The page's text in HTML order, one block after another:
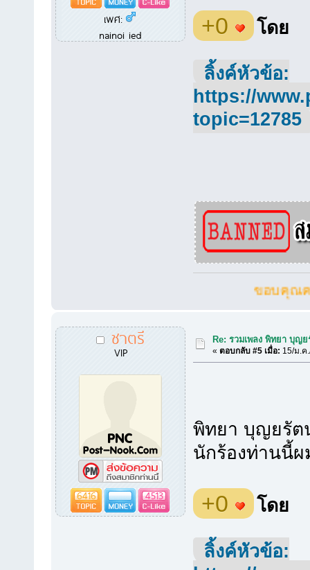
เพศ:
nainoi ied
+0 โดย
ลิ้งค์หัวข้อ:
https://
topic=12785
ขอบคุณครับที่เข้
ชาตรี
VIP
6416 4513
Re: รวมเพลง พิทยา บุญ
«ตอบกลับ #5 เมื่อ: 15/ม.ค
พิทยา บุญยรัต
นักร้องท่านนี้
+0 โดย
ลิ้งค์หัวข้อ: